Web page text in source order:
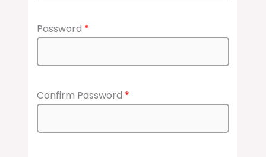
Password *
Confirm Password *